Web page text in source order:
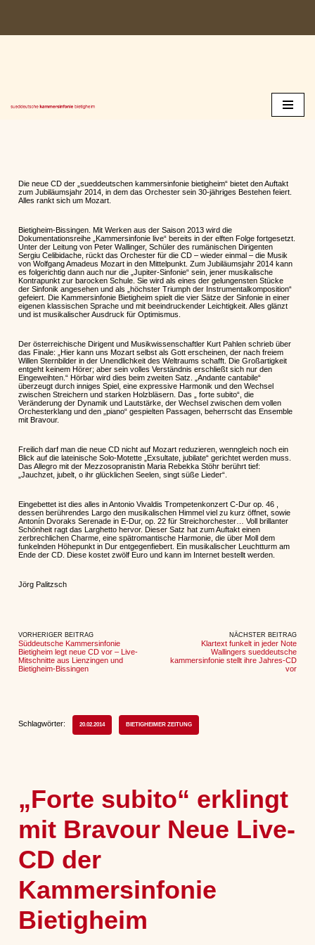
Zum
Die neue CD der „sueddeutschen kammersinfonie bietigheim“ bietet den Auftakt
zum Jubiläumsjahr 2014, in dem das Orchester sein 30-jähriges Bestehen feiert.
Alles rankt sich um Mozart.
Bietigheim-Bissingen. Mit Werken aus der Saison 2013 wird die
Dokumentationsreihe „Kammersinfonie live“ bereits in der elften Folge fortgesetzt.
Unter der Leitung von Peter Wallinger, Schüler des rumänischen Dirigenten
Sergiu Celibidache, rückt das Orchester für die CD – wieder einmal – die Musik
von Wolfgang Amadeus Mozart in den Mittelpunkt. Zum Jubiläumsjahr 2014 kann
es folgerichtig dann auch nur die „Jupiter-Sinfonie“ sein, jener musikalische
Kontrapunkt zur barocken Schule. Sie wird als eines der gelungensten Stücke
der Sinfonik angesehen und als „höchster Triumph der Instrumentalkomposition“
gefeiert. Die Kammersinfonie Bietigheim spielt die vier Sätze der Sinfonie in einer
eigenen klassischen Sprache und mit beeindruckender Leichtigkeit. Alles glänzt
und ist musikalischer Ausdruck für Optimismus.
Der österreichische Dirigent und Musikwissenschaftler Kurt Pahlen schrieb über
das Finale: „Hier kann uns Mozart selbst als Gott erscheinen, der nach freiem
Willen Sternbilder in der Unendlichkeit des Weltraums schafft. Die Großartigkeit
entgeht keinem Hörer; aber sein volles Verständnis erschließt sich nur den
Eingeweihten.“ Hörbar wird dies beim zweiten Satz. „Andante cantabile“
überzeugt durch inniges Spiel, eine expressive Harmonik und den Wechsel
zwischen Streichern und starken Holzbläsern. Das „ forte subito“, die
Veränderung der Dynamik und Lautstärke, der Wechsel zwischen dem vollen
Orchesterklang und den „piano“ gespielten Passagen, beherrscht das Ensemble
mit Bravour.
Freilich darf man die neue CD nicht auf Mozart reduzieren, wenngleich noch ein
Blick auf die lateinische Solo-Motette „Exsultate, jubilate“ gerichtet werden muss.
Das Allegro mit der Mezzosopranistin Maria Rebekka Stöhr berührt tief:
„Jauchzet, jubelt, o ihr glücklichen Seelen, singt süße Lieder“.
Eingebettet ist dies alles in Antonio Vivaldis Trompetenkonzert C-Dur op. 46 ,
dessen berührendes Largo den musikalischen Himmel viel zu kurz öffnet, sowie
Antonín Dvoraks Serenade in E-Dur, op. 22 für Streichorchester… Voll brillanter
Schönheit ragt das Larghetto hervor. Dieser Satz hat zum Auftakt einen
zerbrechlichen Charme, eine spätromantische Harmonie, die über Moll dem
funkelnden Höhepunkt in Dur entgegenfiebert. Ein musikalischer Leuchtturm am
Ende der CD. Diese kostet zwölf Euro und kann im Internet bestellt werden.
Jörg Palitzsch
VORHERIGER BEITRAG
Süddeutsche Kammersinfonie
Bietigheim legt neue CD vor – Live-
Mitschnitte aus Lienzingen und
Bietigheim-Bissingen
NÄCHSTER BEITRAG
Klartext funkelt in jeder Note
Wallingers sueddeutsche
kammersinfonie stellt ihre Jahres-CD
vor
Schlagwörter: 20.02.2014 BIETIGHEIMER ZEITUNG
„Forte subito“ erklingt
mit Bravour Neue Live-
CD der
Kammersinfonie
Bietigheim